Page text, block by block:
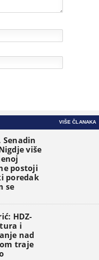
VIŠE ČLANAKA
Senadin
više
postoji
poredak
se
kao
jedinice
HDZ-
i
nad
traje